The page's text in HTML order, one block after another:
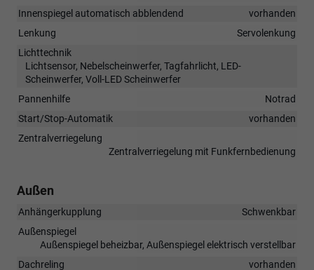
Innenspiegel automatisch abblendend
vorhanden
Lenkung
Servolenkung
Lichttechnik
Lichtsensor, Nebelscheinwerfer, Tagfahrlicht, LED-
Scheinwerfer, Voll-LED Scheinwerfer
Pannenhilfe
Notrad
Start/Stop-Automatik
vorhanden
Zentralverriegelung
Zentralverriegelung mit Funkfernbedienung
Außen
Anhängerkupplung
Schwenkbar
Außenspiegel
Außenspiegel beheizbar, Außenspiegel elektrisch verstellbar
Dachreling
vorhanden